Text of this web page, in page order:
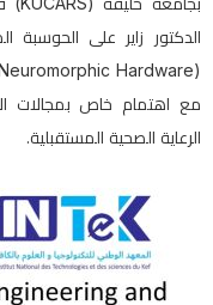
الدكتور زاير على الحوسبة
مع اهتمام خاص بمجالات
الرعاية الصحية المستقبلية.